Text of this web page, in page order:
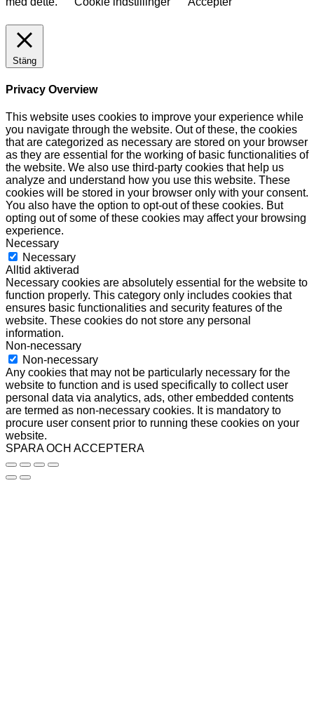
Stäng
Privacy Overview
This website uses cookies to improve your experience while
you navigate through the website. Out of these, the cookies
that are categorized as necessary are stored on your browser
as they are essential for the working of basic functionalities of
the website. We also use third-party cookies that help us
analyze and understand how you use this website. These
cookies will be stored in your browser only with your consent.
You also have the option to opt-out of these cookies. But
opting out of some of these cookies may affect your browsing
experience.
Necessary
Necessary
Alltid aktiverad
Necessary cookies are absolutely essential for the website to
function properly. This category only includes cookies that
ensures basic functionalities and security features of the
website. These cookies do not store any personal
information.
Non-necessary
Non-necessary
Any cookies that may not be particularly necessary for the
website to function and is used specifically to collect user
personal data via analytics, ads, other embedded contents
are termed as non-necessary cookies. It is mandatory to
procure user consent prior to running these cookies on your
website.
SPARA OCH ACCEPTERA